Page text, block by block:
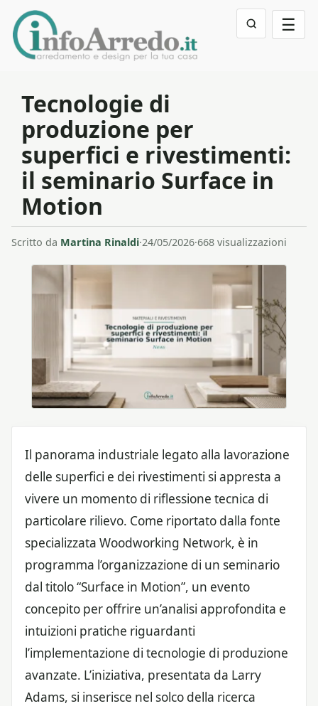
☰
Tecnologie di
produzione per
superfici e rivestimenti:
il seminario Surface in
Motion
Scritto da Martina Rinaldi·24/05/2026·668 visualizzazioni
Il panorama industriale legato alla lavorazione
delle superfici e dei rivestimenti si appresta a
vivere un momento di riflessione tecnica di
particolare rilievo. Come riportato dalla fonte
specializzata Woodworking Network, è in
programma l’organizzazione di un seminario
dal titolo “Surface in Motion”, un evento
concepito per offrire un’analisi approfondita e
intuizioni pratiche riguardanti
l’implementazione di tecnologie di produzione
avanzate. L’iniziativa, presentata da Larry
Adams, si inserisce nel solco della ricerca